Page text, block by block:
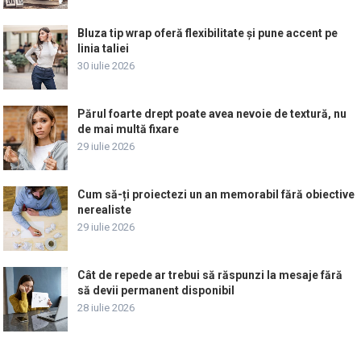
Bluza tip wrap oferă flexibilitate și pune accent pe
linia taliei
30 iulie 2026
Părul foarte drept poate avea nevoie de textură, nu
de mai multă fixare
29 iulie 2026
Cum să-ți proiectezi un an memorabil fără obiective
nerealiste
29 iulie 2026
Cât de repede ar trebui să răspunzi la mesaje fără
să devii permanent disponibil
28 iulie 2026